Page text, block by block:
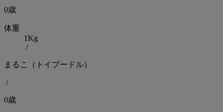
0歳
体重
1Kg
/
まるこ（トイプードル）
/
0歳